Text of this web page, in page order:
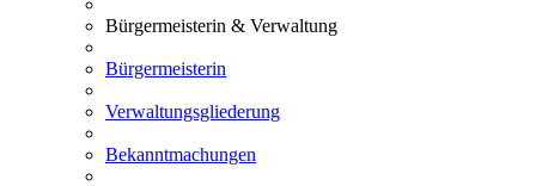
Bürgermeisterin & Verwaltung
Bürgermeisterin
Verwaltungsgliederung
Bekanntmachungen